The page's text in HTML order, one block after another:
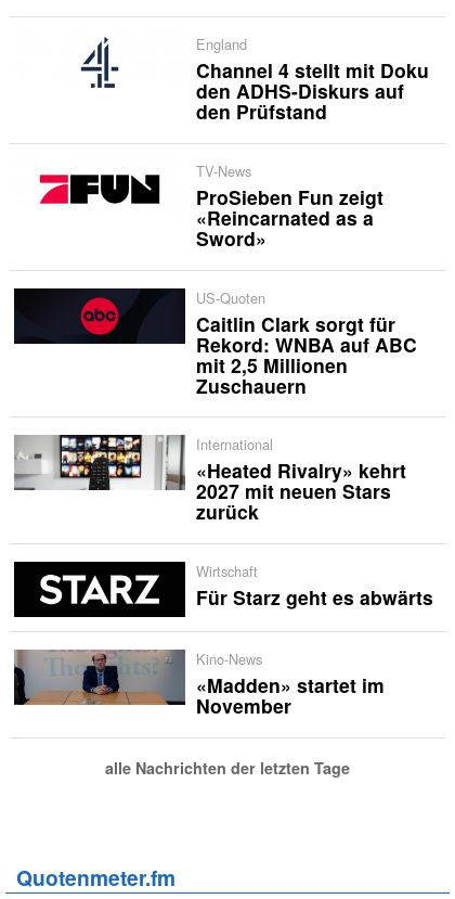
England
Channel 4 stellt mit Doku
den ADHS-Diskurs auf
den Prüfstand
TV-News
ProSieben Fun zeigt
«Reincarnated as a
Sword»
US-Quoten
Caitlin Clark sorgt für
Rekord: WNBA auf ABC
mit 2,5 Millionen
Zuschauern
International
«Heated Rivalry» kehrt
2027 mit neuen Stars
zurück
Wirtschaft
Für Starz geht es abwärts
Kino-News
«Madden» startet im
November
alle Nachrichten der letzten Tage
Quotenmeter.fm